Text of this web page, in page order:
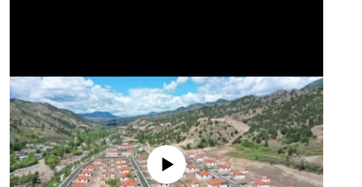
No media source currently available